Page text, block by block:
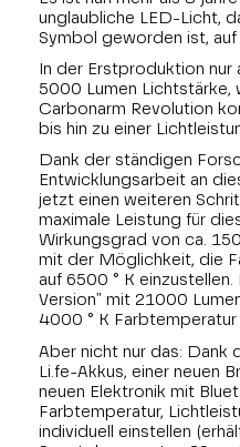
unglaubliche LED-Licht,
Symbol geworden ist,
In der Erstproduktion nur
5000 Lumen Lichtstärke,
Carbonarm Revolution
bis hin zu einer
Dank der ständigen
Entwicklungsarbeit an
jetzt einen weiteren
maximale Leistung für
Wirkungsgrad von ca.
mit der Möglichkeit, die
auf 6500 ° K
Version" mit 21000
4000 ° K Farbtemperatur
Aber nicht nur das: Dank
Li.fe-Akkus, einer neuen
neuen Elektronik mit
Farbtemperatur,
individuell einstellen